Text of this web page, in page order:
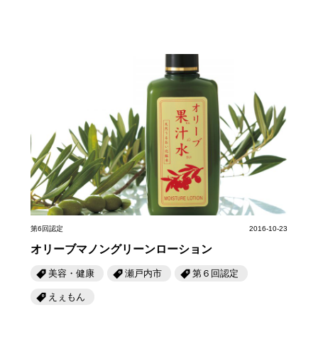
第6回認定 2016-10-23
オリーブマノングリーンローション
美容・健康 瀬戸内市 第６回認定
えぇもん